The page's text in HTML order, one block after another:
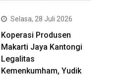
Selasa, 28 Juli 2026
Koperasi Produsen
Makarti Jaya Kantongi
Legalitas
Kemenkumham, Yudik